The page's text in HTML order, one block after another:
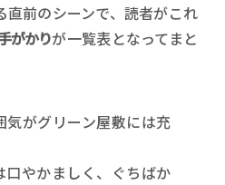
直前のシーンで、読者がこれ
がかりが一覧表となってまと
がグリーン屋敷には充
やかましく、ぐちばか